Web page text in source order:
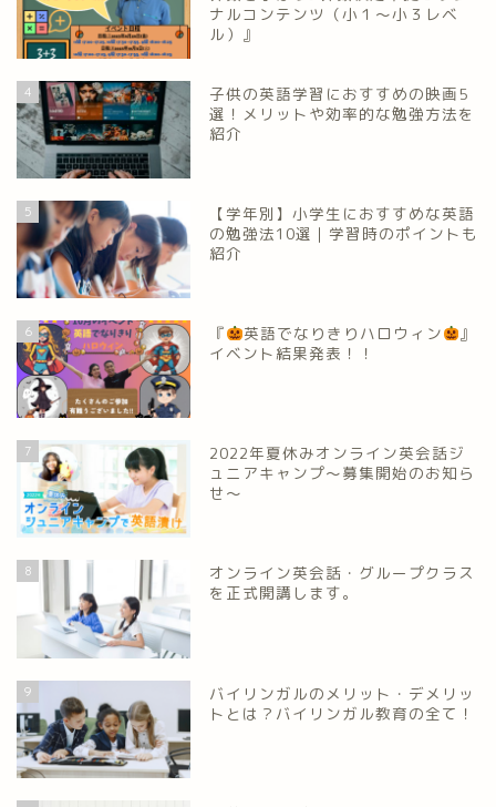
ナルコンテンツ（小１～小３レベ
ル）』
4
子供の英語学習におすすめの映画5
選！メリットや効率的な勉強方法を
紹介
5
【学年別】小学生におすすめな英語
の勉強法10選｜学習時のポイントも
紹介
6 『 英語でなりきりハロウィン
』
イベント結果発表！！
7
2022年夏休みオンライン英会話ジ
ュニアキャンプ～募集開始のお知ら
せ～
8
オンライン英会話・グループクラス
を正式開講します。
9
バイリンガルのメリット・デメリッ
トとは？バイリンガル教育の全て！